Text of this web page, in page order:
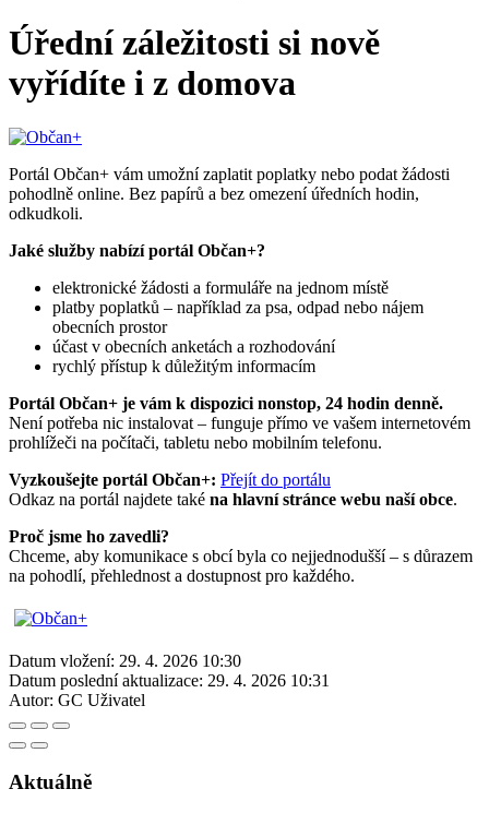
Úřední záležitosti si nově
vyřídíte i z domova
Portál Občan+ vám umožní zaplatit poplatky nebo podat žádosti
pohodlně online. Bez papírů a bez omezení úředních hodin,
odkudkoli.
Jaké služby nabízí portál Občan+?
elektronické žádosti a formuláře na jednom místě
platby poplatků – například za psa, odpad nebo nájem
obecních prostor
účast v obecních anketách a rozhodování
rychlý přístup k důležitým informacím
Portál Občan+ je vám k dispozici nonstop, 24 hodin denně.
Není potřeba nic instalovat – funguje přímo ve vašem internetovém
prohlížeči na počítači, tabletu nebo mobilním telefonu.
Vyzkoušejte portál Občan+: Přejít do portálu
Odkaz na portál najdete také na hlavní stránce webu naší obce.
Proč jsme ho zavedli?
Chceme, aby komunikace s obcí byla co nejjednodušší – s důrazem
na pohodlí, přehlednost a dostupnost pro každého.
Datum vložení: 29. 4. 2026 10:30
Datum poslední aktualizace: 29. 4. 2026 10:31
Autor: GC Uživatel
Aktuálně